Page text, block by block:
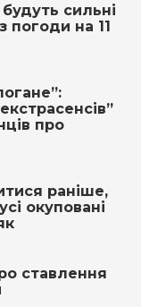
сильні
погоди на 11
про
раніше,
окуповані
ставлення